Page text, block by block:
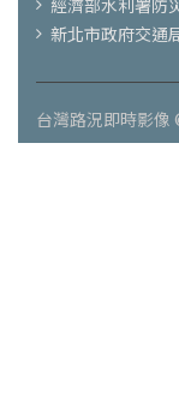
新北市政府交通
台灣路況即時影